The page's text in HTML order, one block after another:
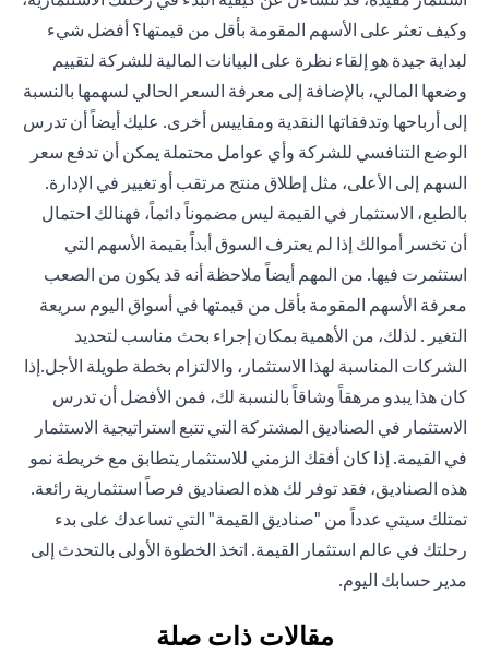
وكيف تعثر على الأسهم المقومة بأقل من قيمتها؟ أفضل شيء
لبداية جيدة هو إلقاء نظرة على البيانات المالية للشركة لتقييم
وضعها المالي، بالإضافة إلى معرفة السعر الحالي لسهمها بالنسبة
إلى أرباحها وتدفقاتها النقدية ومقاييس أخرى. عليك أيضاً أن تدرس
الوضع التنافسي للشركة وأي عوامل محتملة يمكن أن تدفع سعر
السهم إلى الأعلى، مثل إطلاق منتج مرتقب أو تغيير في الإدارة.
بالطبع، الاستثمار في القيمة ليس مضموناً دائماً، فهنالك احتمال
أن تخسر أموالك إذا لم يعترف السوق أبداً بقيمة الأسهم التي
استثمرت فيها. من المهم أيضاً ملاحظة أنه قد يكون من الصعب
معرفة الأسهم المقومة بأقل من قيمتها في أسواق اليوم سريعة
التغير . لذلك، من الأهمية بمكان إجراء بحث مناسب لتحديد
الشركات المناسبة لهذا الاستثمار، والالتزام بخطة طويلة الأجل.إذا
كان هذا يبدو مرهقاً وشاقاً بالنسبة لك، فمن الأفضل أن تدرس
الاستثمار في الصناديق المشتركة التي تتبع استراتيجية الاستثمار
في القيمة. إذا كان أفقك الزمني للاستثمار يتطابق مع خريطة نمو
هذه الصناديق، فقد توفر لك هذه الصناديق فرصاً استثمارية رائعة.
تمتلك سيتي عدداً من "صناديق القيمة" التي تساعدك على بدء
رحلتك في عالم استثمار القيمة. اتخذ الخطوة الأولى بالتحدث إلى
مدير حسابك اليوم.
مقالات ذات صلة